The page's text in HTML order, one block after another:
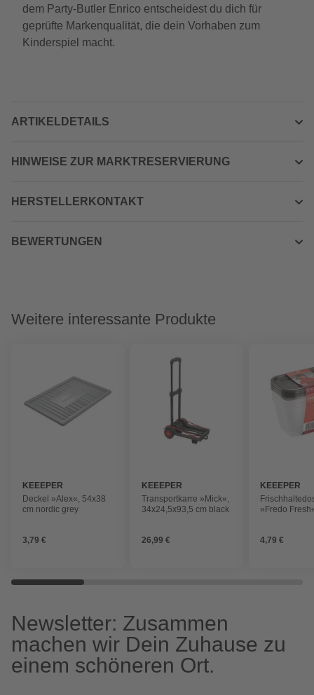
dem Party-Butler Enrico entscheidest du dich für
geprüfte Markenqualität, die dein Vorhaben zum
Kinderspiel macht.
ARTIKELDETAILS
HINWEISE ZUR MARKTRESERVIERUNG
HERSTELLERKONTAKT
BEWERTUNGEN
Weitere interessante Produkte
KEEEPER
Deckel »Alex«, 54x38
cm nordic grey
3,79 €
KEEEPER
Transportkarre »Mick«,
34x24,5x93,5 cm black
26,99 €
KEEEPER
»Fredo
4,79 €
Newsletter: Zusammen
machen wir Dein Zuhause zu
einem schöneren Ort.